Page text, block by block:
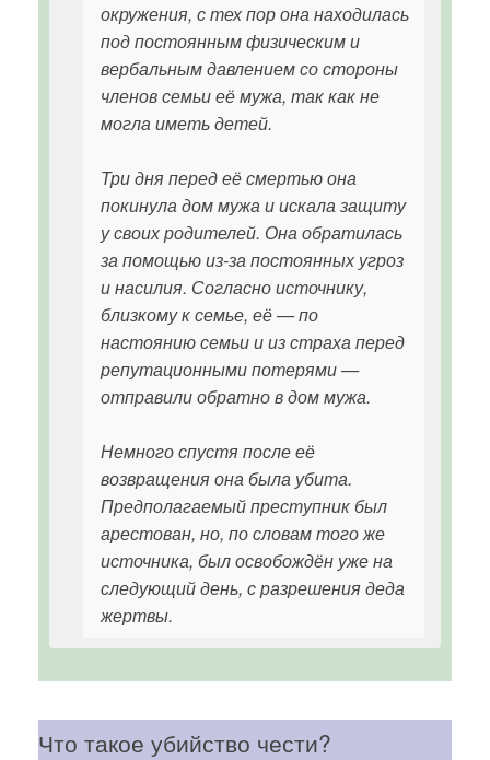
окружения, с тех пор она находилась
под постоянным физическим и
вербальным давлением со стороны
членов семьи её мужа, так как не
могла иметь детей.
Три дня перед её смертью она
покинула дом мужа и искала защиту
у своих родителей. Она обратилась
за помощью из-за постоянных угроз
и насилия. Согласно источнику,
близкому к семье, её — по
настоянию семьи и из страха перед
репутационными потерями —
отправили обратно в дом мужа.
Немного спустя после её
возвращения она была убита.
Предполагаемый преступник был
арестован, но, по словам того же
источника, был освобождён уже на
следующий день, с разрешения деда
жертвы.
Что такое убийство чести?